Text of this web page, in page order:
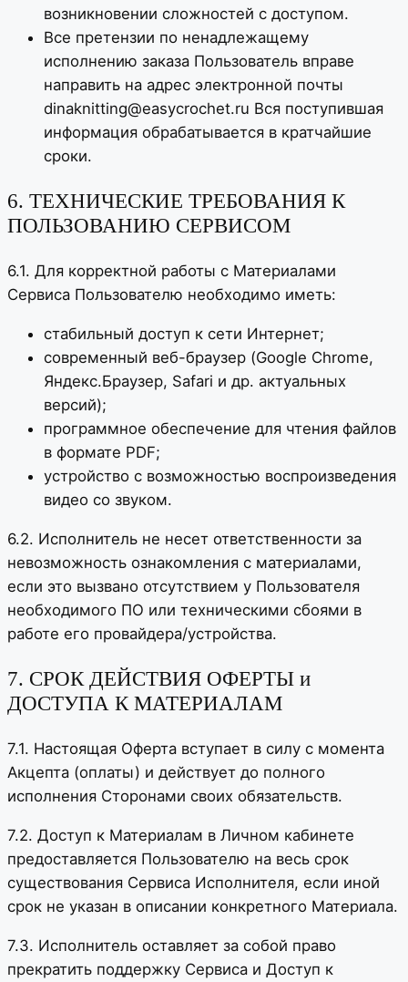
возникновении сложностей с доступом.
Все претензии по ненадлежащему
исполнению заказа Пользователь вправе
направить на адрес электронной почты
dinaknitting@easycrochet.ru Вся поступившая
информация обрабатывается в кратчайшие
сроки.
6. ТЕХНИЧЕСКИЕ ТРЕБОВАНИЯ К
ПОЛЬЗОВАНИЮ СЕРВИСОМ
6.1. Для корректной работы с Материалами
Сервиса Пользователю необходимо иметь:
стабильный доступ к сети Интернет;
современный веб-браузер (Google Chrome,
Яндекс.Браузер, Safari и др. актуальных
версий);
программное обеспечение для чтения файлов
в формате PDF;
устройство с возможностью воспроизведения
видео со звуком.
6.2. Исполнитель не несет ответственности за
невозможность ознакомления с материалами,
если это вызвано отсутствием у Пользователя
необходимого ПО или техническими сбоями в
работе его провайдера/устройства.
7. СРОК ДЕЙСТВИЯ ОФЕРТЫ и
ДОСТУПА К МАТЕРИАЛАМ
7.1. Настоящая Оферта вступает в силу с момента
Акцепта (оплаты) и действует до полного
исполнения Сторонами своих обязательств.
7.2. Доступ к Материалам в Личном кабинете
предоставляется Пользователю на весь срок
существования Сервиса Исполнителя, если иной
срок не указан в описании конкретного Материала.
7.3. Исполнитель оставляет за собой право
прекратить поддержку Сервиса и Доступ к